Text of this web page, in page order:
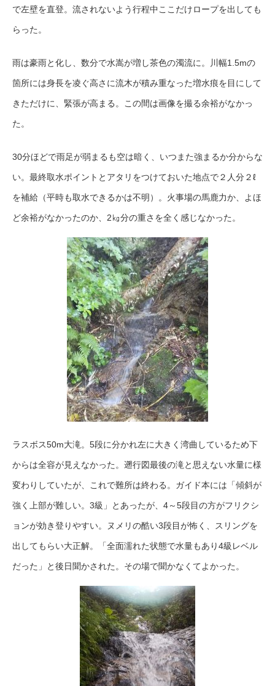
で左壁を直登。流されないよう行程中ここだけロープを出しても
らった。
雨は豪雨と化し、数分で水嵩が増し茶色の濁流に。川幅1.5mの
箇所には身長を凌ぐ高さに流木が積み重なった増水痕を目にして
きただけに、緊張が高まる。この間は画像を撮る余裕がなかっ
た。
30分ほどで雨足が弱まるも空は暗く、いつまた強まるか分からな
い。最終取水ポイントとアタリをつけておいた地点で２人分２ℓ
を補給（平時も取水できるかは不明）。火事場の馬鹿力か、よほ
ど余裕がなかったのか、2㎏分の重さを全く感じなかった。
ラスボス50m大滝。5段に分かれ左に大きく湾曲しているため下
からは全容が見えなかった。遡行図最後の滝と思えない水量に様
変わりしていたが、これで難所は終わる。ガイド本には「傾斜が
強く上部が難しい。3級」とあったが、4～5段目の方がフリクシ
ョンが効き登りやすい。ヌメリの酷い3段目が怖く、スリングを
出してもらい大正解。「全面濡れた状態で水量もあり4級レベル
だった」と後日聞かされた。その場で聞かなくてよかった。